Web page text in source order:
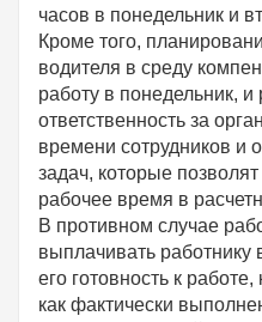
часов в понедельник и
Кроме того,
водителя в среду
работу в понедельник, и
ответственность за
времени сотрудников и
задач, которые
рабочее время в
В противном случае
выплачивать работнику
его готовность к
как фактически